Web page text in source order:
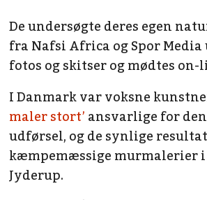
De undersøgte deres egen
fra Nafsi Africa og Spor Media
fotos og skitser og mødtes on-
I Danmark var voksne
maler stort’ansvarlige for
udførsel, og de synlige
kæmpemæssige murmalerier
Jyderup.